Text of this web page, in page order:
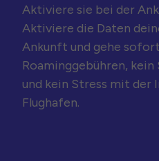
Aktiviere sie bei der
Aktiviere die Daten
Ankunft und gehe
Roaminggebühren,
und kein Stress mit der
Flughafen.